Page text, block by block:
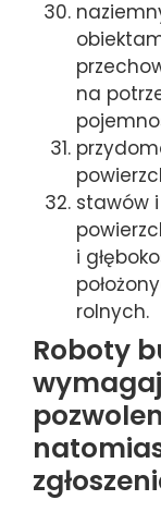
na
stawów
i
rolnych.
Roboty